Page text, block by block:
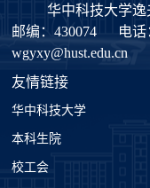
华中科技大学逸
邮编：430074
电话
wgyxy@hust.edu.cn
友情链接
华中科技大学
本科生院
校工会